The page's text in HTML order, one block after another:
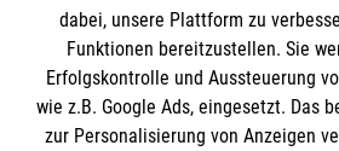
BIC: GENODED 1PA7
dabei, unsere Plattform zu
Funktionen bereitzustellen. Sie
Erfolgskontrolle und Aussteuerung
wie z.B. Google Ads, eingesetzt. Das
zur Personalisierung von Anzeigen